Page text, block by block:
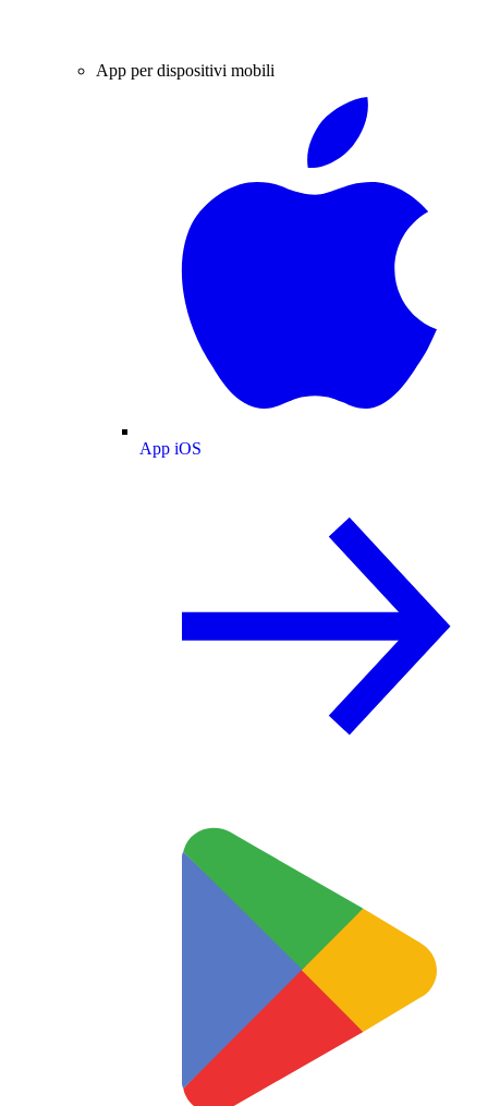
App per dispositivi mobili
App iOS